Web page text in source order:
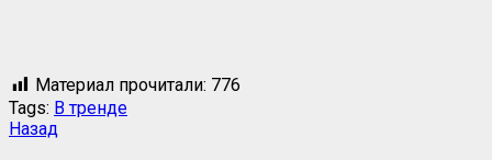
Материал прочитали: 776
Tags: В тренде
Назад